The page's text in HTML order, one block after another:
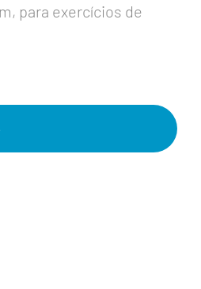
para exercícios de